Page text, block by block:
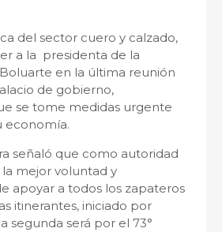
del sector cuero y calzado,
a la presidenta de la
en la última reunión
de gobierno,
se tome medidas urgente
economía.
señaló que como autoridad
mejor voluntad y
apoyar a todos los zapateros
itinerantes, iniciado por
segunda será por el 73°